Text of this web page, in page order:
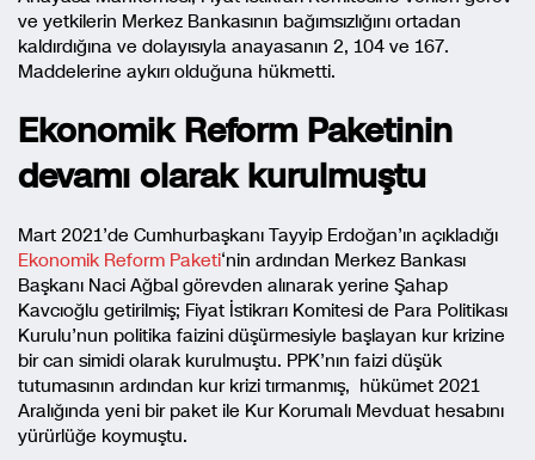
ve yetkilerin Merkez Bankasının bağımsızlığını ortadan
kaldırdığına ve dolayısıyla anayasanın 2, 104 ve 167.
Maddelerine aykırı olduğuna hükmetti.
Ekonomik Reform Paketinin
devamı olarak kurulmuştu
Mart 2021’de Cumhurbaşkanı Tayyip Erdoğan’ın açıkladığı
Ekonomik Reform Paketi‘nin ardından Merkez Bankası
Başkanı Naci Ağbal görevden alınarak yerine Şahap
Kavcıoğlu getirilmiş; Fiyat İstikrarı Komitesi de Para Politikası
Kurulu’nun politika faizini düşürmesiyle başlayan kur krizine
bir can simidi olarak kurulmuştu. PPK’nın faizi düşük
tutumasının ardından kur krizi tırmanmış, hükümet 2021
Aralığında yeni bir paket ile Kur Korumalı Mevduat hesabını
yürürlüğe koymuştu.